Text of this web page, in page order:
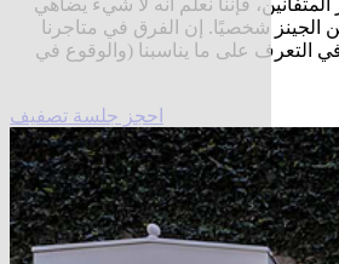
فإننا نعلم أنه لا شيء يضاهي
الجينز شخصيًا. إن الفرق في متاجرنا
التعرف على ما يناسبنا (والوقوع في
احجز جلسة تصفيف